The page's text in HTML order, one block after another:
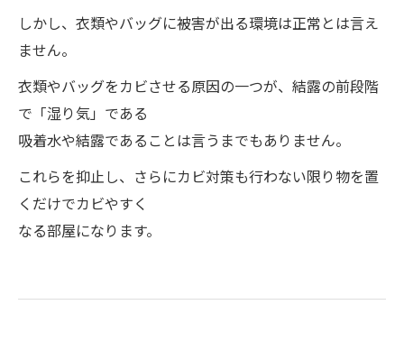
しかし、衣類やバッグに被害が出る環境は正常とは言え
ません。
衣類やバッグをカビさせる原因の一つが、結露の前段階
で「湿り気」である
吸着水や結露であることは言うまでもありません。
これらを抑止し、さらにカビ対策も行わない限り物を置
くだけでカビやすく
なる部屋になります。